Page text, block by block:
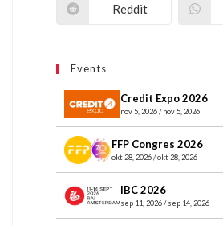
Reddit
Events
Credit Expo 2026
nov 5, 2026 / nov 5, 2026
FFP Congres 2026
okt 28, 2026 / okt 28, 2026
IBC 2026
sep 11, 2026 / sep 14, 2026